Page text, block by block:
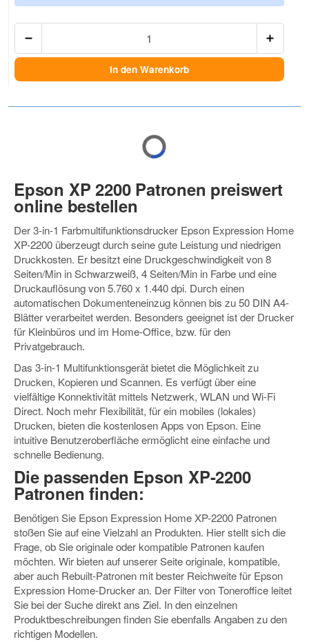
In den Warenkorb
Epson XP 2200 Patronen preiswert
online bestellen
Der 3-in-1 Farbmultifunktionsdrucker Epson Expression Home
XP-2200 überzeugt durch seine gute Leistung und niedrigen
Druckkosten. Er besitzt eine Druckgeschwindigkeit von 8
Seiten/Min in Schwarzweiß, 4 Seiten/Min in Farbe und eine
Druckauflösung von 5.760 x 1.440 dpi. Durch einen
automatischen Dokumenteneinzug können bis zu 50 DIN A4-
Blätter verarbeitet werden. Besonders geeignet ist der Drucker
für Kleinbüros und im Home-Office, bzw. für den
Privatgebrauch.
Das 3-in-1 Multifunktionsgerät bietet die Möglichkeit zu
Drucken, Kopieren und Scannen. Es verfügt über eine
vielfältige Konnektivität mittels Netzwerk, WLAN und Wi-Fi
Direct. Noch mehr Flexibilität, für ein mobiles (lokales)
Drucken, bieten die kostenlosen Apps von Epson. Eine
intuitive Benutzeroberfläche ermöglicht eine einfache und
schnelle Bedienung.
Die passenden Epson XP-2200
Patronen finden:
Benötigen Sie Epson Expression Home XP-2200 Patronen
stoßen Sie auf eine Vielzahl an Produkten. Hier stellt sich die
Frage, ob Sie originale oder kompatible Patronen kaufen
möchten. Wir bieten auf unserer Seite originale, kompatible,
aber auch Rebuilt-Patronen mit bester Reichweite für Epson
Expression Home-Drucker an. Der Filter von Toneroffice leitet
Sie bei der Suche direkt ans Ziel. In den einzelnen
Produktbeschreibungen finden Sie ebenfalls Angaben zu den
richtigen Modellen.